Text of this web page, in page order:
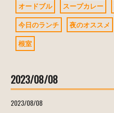
オードブル
スープカレー
今日のランチ
夜のオススメ
根室
2023/08/08
2023/08/08